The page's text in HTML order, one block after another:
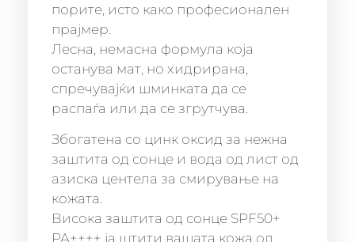
порите, исто како професионален
прајмер.
Лесна, немасна формула која
останува мат, но хидрирана,
спречувајќи шминката да се
распаѓа или да се згрутчува.
Збогатена со цинк оксид за нежна
заштита од сонце и вода од лист од
азиска центела за смирување на
кожата.
Висока заштита од сонце SPF50+
PA++++ ја штити вашата кожа од